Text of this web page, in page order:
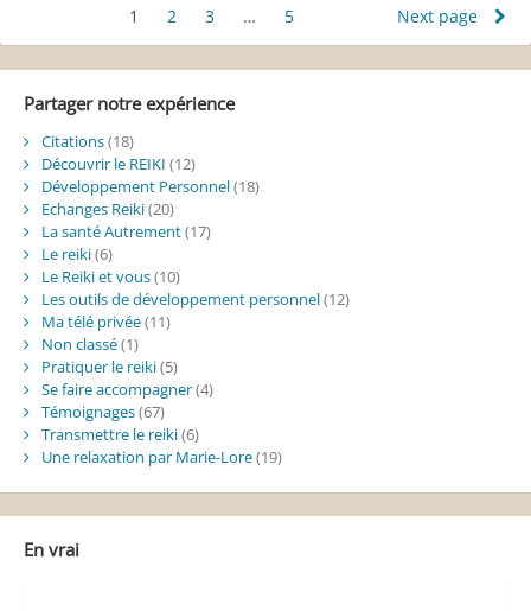
une
Pagination
des
publications
Page
1 Page
2 Page
3 … 5 Next page
Partager notre expérience
Citations(18)
Découvrir le REIKI (12)
Développement Personnel(18)
Echanges Reiki(20)
La santé Autrement(17)
Le reiki(6)
Le Reiki et vous(10)
Les outils de développement personnel(12)
Ma télé privée(11)
Non classé(1)
Pratiquer le reiki(5)
Se faire accompagner(4)
Témoignages(67)
Transmettre le reiki(6)
Une relaxation par Marie-Lore(19)
En vrai